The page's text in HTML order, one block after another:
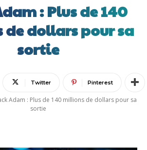
: Plus de 140
dollars pour sa
sortie
Twitter Pinterest
Adam : Plus de 140 millions de dollars pour sa
sortie